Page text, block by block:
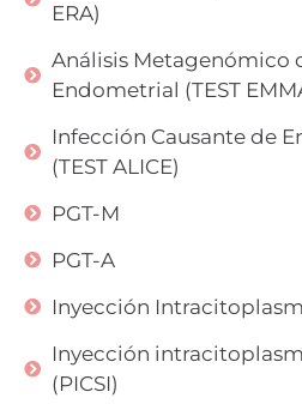
ERA)
Análisis Metagenómico
Endometrial (TEST
Infección Causante de
(TEST ALICE)
PGT-M
PGT-A
Inyección
Inyección
(PICSI)